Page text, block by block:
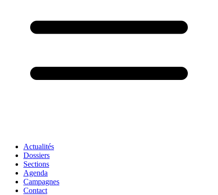
Actualités
Dossiers
Sections
Agenda
Campagnes
Contact